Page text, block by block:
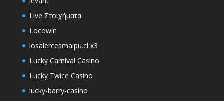
Live Στοιχήματα
Locowin
losalercesmaipu.cl x3
Lucky Carnival Casino
Lucky Twice Casino
lucky-barry-casino